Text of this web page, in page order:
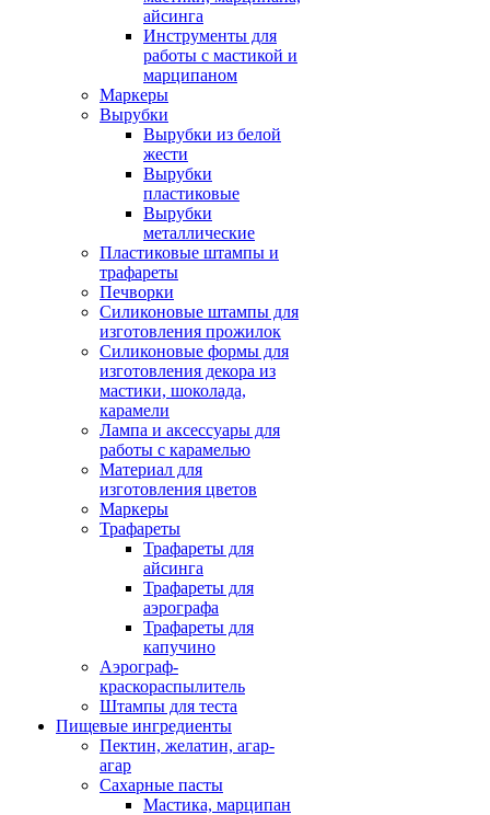
айсинга
Инструменты для
работы с мастикой и
марципаном
Маркеры
Вырубки
Вырубки из белой
жести
Вырубки
пластиковые
Вырубки
металлические
Пластиковые штампы и
трафареты
Печворки
Силиконовые штампы для
изготовления прожилок
Силиконовые формы для
изготовления декора из
мастики, шоколада,
карамели
Лампа и аксессуары для
работы с карамелью
Материал для
изготовления цветов
Маркеры
Трафареты
Трафареты для
айсинга
Трафареты для
аэрографа
Трафареты для
капучино
Аэрограф-
краскораспылитель
Штампы для теста
Пищевые ингредиенты
Пектин, желатин, агар-
агар
Сахарные пасты
Мастика, марципан